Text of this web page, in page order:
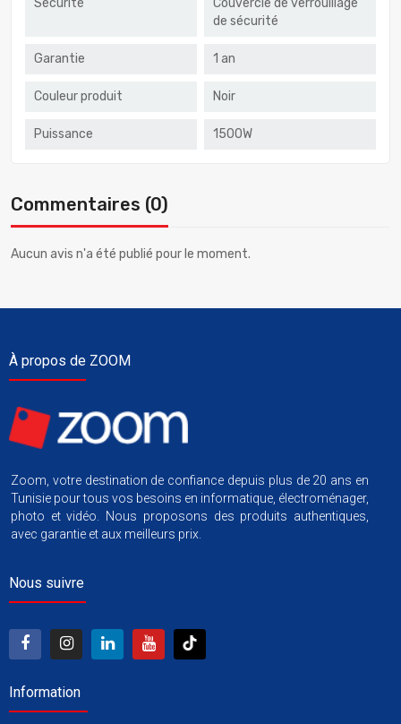
Sécurité
Couvercle de verrouillage
de sécurité
Garantie 1 an
Couleur produit Noir
Puissance 1500W
Commentaires (0)
Aucun avis n'a été publié pour le moment.
À propos de ZOOM
Zoom, votre destination de confiance depuis plus de 20 ans en
Tunisie pour tous vos besoins en informatique, électroménager,
photo et vidéo. Nous proposons des produits authentiques,
avec garantie et aux meilleurs prix.
Nous suivre
Information